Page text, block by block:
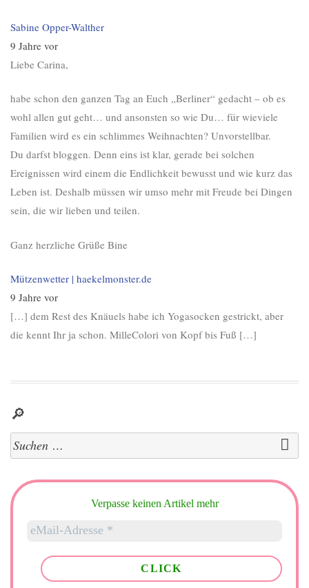
Sabine Opper-Walther
9 Jahre vor
Liebe Carina,
habe schon den ganzen Tag an Euch „Berliner“ gedacht – ob es
wohl allen gut geht… und ansonsten so wie Du… für wieviele
Familien wird es ein schlimmes Weihnachten? Unvorstellbar.
Du darfst bloggen. Denn eins ist klar, gerade bei solchen
Ereignissen wird einem die Endlichkeit bewusst und wie kurz das
Leben ist. Deshalb müssen wir umso mehr mit Freude bei Dingen
sein, die wir lieben und teilen.
Ganz herzliche Grüße Bine
Mützenwetter | haekelmonster.de
9 Jahre vor
[…] dem Rest des Knäuels habe ich Yogasocken gestrickt, aber
die kennt Ihr ja schon. MilleColori von Kopf bis Fuß […]
🔎
Suchen
nach:
Verpasse keinen Artikel mehr